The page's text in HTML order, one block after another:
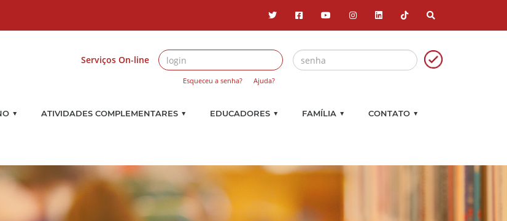
Serviços On-line
Esqueceu a senha? Ajuda?
▼ ATIVIDADES COMPLEMENTARES ▼ EDUCADORES ▼ FAMÍLIA ▼ CONTATO ▼